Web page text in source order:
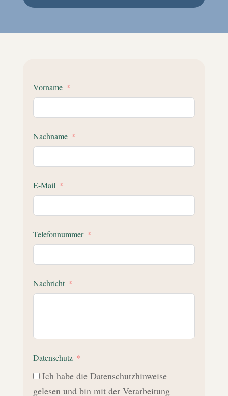
Vorname
Nachname
E-Mail
Telefonnummer
Nachricht
Datenschutz
Ich habe die Datenschutzhinweise
gelesen und bin mit der Verarbeitung